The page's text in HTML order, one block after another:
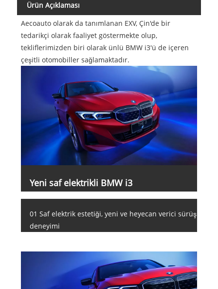
Ürün Açıklaması
Aecoauto olarak da tanımlanan EXV, Çin'de bir
tedarikçi olarak faaliyet göstermekte olup,
tekliflerimizden biri olarak ünlü BMW i3'ü de içeren
çeşitli otomobiller sağlamaktadır.
Yeni saf elektrikli BMW i3
01 Saf elektrik estetiği, yeni ve heyecan verici sürüş
deneyimi